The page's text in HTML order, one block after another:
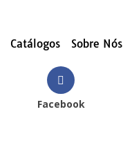
Catálogos Sobre Nós
Facebook